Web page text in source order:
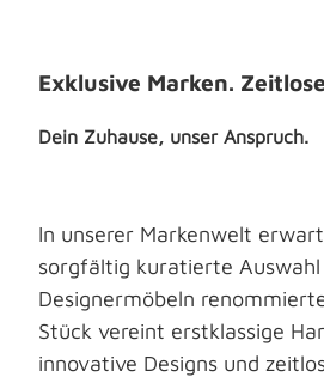
Exklusive Marken.
Dein Zuhause, unser Anspruch.
In unserer Markenwelt
sorgfältig kuratierte
Designermöbeln
Stück vereint erstklassige
innovative Designs und